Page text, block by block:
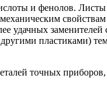
и фенолов. Листы
удачных
пластиками)
точных